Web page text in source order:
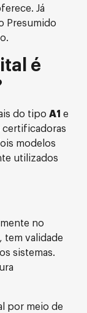
Já
Presumido
é
do tipo A1 e
certificadoras
modelos
utilizados
no
tem validade
sistemas.
por meio de